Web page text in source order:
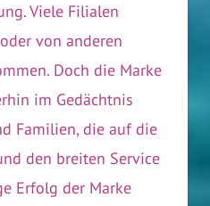
Viele Filialen
von anderen
Doch die Marke
im Gedächtnis
Familien, die auf die
den breiten Service
Erfolg der Marke